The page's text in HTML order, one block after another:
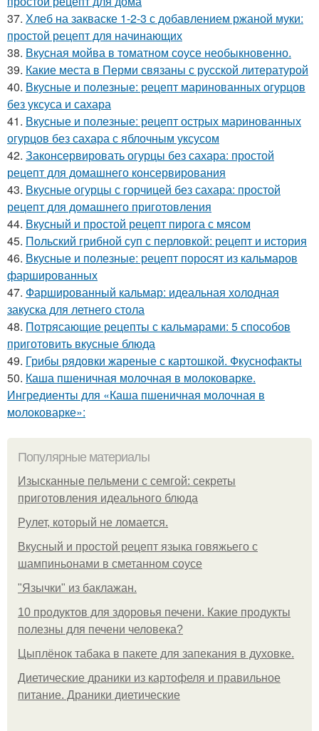
37. Хлеб на закваске 1-2-3 с добавлением ржаной муки:
простой рецепт для начинающих
38. Вкусная мойва в томатном соусе необыкновенно.
39. Какие места в Перми связаны с русской литературой
40. Вкусные и полезные: рецепт маринованных огурцов
без уксуса и сахара
41. Вкусные и полезные: рецепт острых маринованных
огурцов без сахара с яблочным уксусом
42. Законсервировать огурцы без сахара: простой
рецепт для домашнего консервирования
43. Вкусные огурцы с горчицей без сахара: простой
рецепт для домашнего приготовления
44. Вкусный и простой рецепт пирога с мясом
45. Польский грибной суп с перловкой: рецепт и история
46. Вкусные и полезные: рецепт поросят из кальмаров
фаршированных
47. Фаршированный кальмар: идеальная холодная
закуска для летнего стола
48. Потрясающие рецепты с кальмарами: 5 способов
приготовить вкусные блюда
49. Грибы рядовки жареные с картошкой. Фкуснофакты
50. Каша пшеничная молочная в молоковарке.
Ингредиенты для «Каша пшеничная молочная в
молоковарке»:
Популярные материалы
Изысканные пельмени с семгой: секреты
приготовления идеального блюда
Рулет, который не ломается.
Вкусный и простой рецепт языка говяжьего с
шампиньонами в сметанном соусе
"Язычки" из баклажан.
10 продуктов для здоровья печени. Какие продукты
полезны для печени человека?
Цыплёнок табака в пакете для запекания в духовке.
Диетические драники из картофеля и правильное
питание. Драники диетические